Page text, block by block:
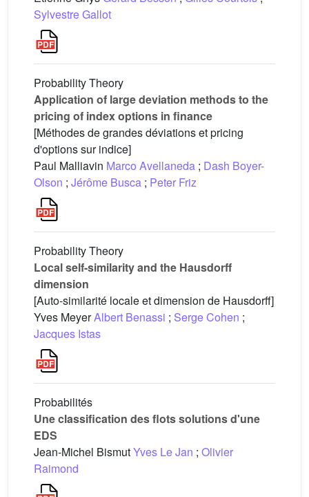
Sylvestre Gallot
Probability Theory
Application of large deviation methods to the
pricing of index options in finance
[Méthodes de grandes déviations et pricing
d'options sur indice]
Paul Malliavin Marco Avellaneda ; Dash Boyer-
Olson ; Jérôme Busca ; Peter Friz
Probability Theory
Local self-similarity and the Hausdorff
dimension
[Auto-similarité locale et dimension de Hausdorff]
Yves MeyerAlbert Benassi ; Serge Cohen ;
Jacques Istas
Probabilités
Une classification des flots solutions d'une
EDS
Jean-Michel BismutYves Le Jan ; Olivier
Raimond